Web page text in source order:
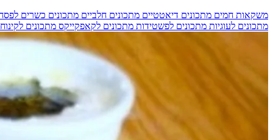
משקאות חמים מתכונים דיאטטיים מתכונים חלביים מתכונים כשרים
מתכונים לעוגיות מתכונים לפשטידות מתכונים לקאפקייקס מתכונים